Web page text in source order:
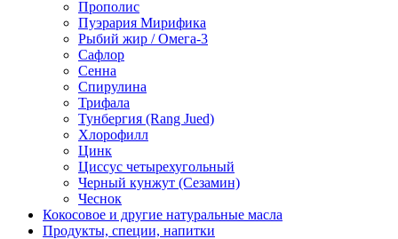
Прополис
Пуэрария Мирифика
Рыбий жир / Омега-3
Сафлор
Сенна
Спирулина
Трифала
Тунбергия (Rang Jued)
Хлорофилл
Цинк
Циссус четырехугольный
Черный кунжут (Сезамин)
Чеснок
Кокосовое и другие натуральные масла
Продукты, специи, напитки